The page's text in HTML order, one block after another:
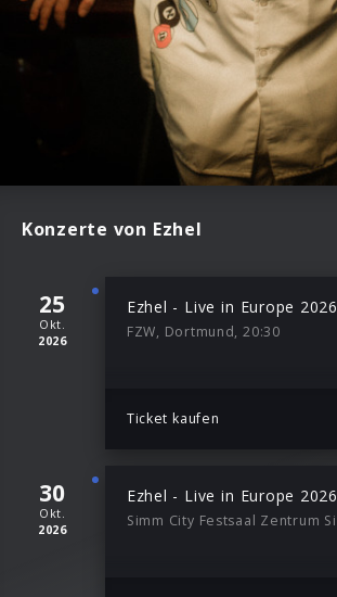
Konzerte von Ezhel
25
Okt.
2026
Ezhel - Live in Europe 2026
FZW, Dortmund, 20:30
Ticket kaufen
30
Okt.
2026
Ezhel - Live in Europe 2026